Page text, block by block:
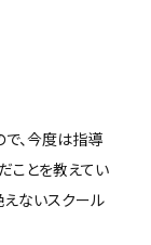
で、今度は指導
ことを教えてい
えないスクール